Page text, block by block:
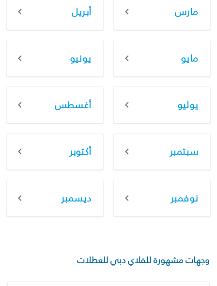
مارس أبريل
مايو يونيو
يوليو أغسطس
سبتمبر أكتوبر
نوفمبر ديسمبر
وجهات مشهورة للفلاي دبي للعطلات